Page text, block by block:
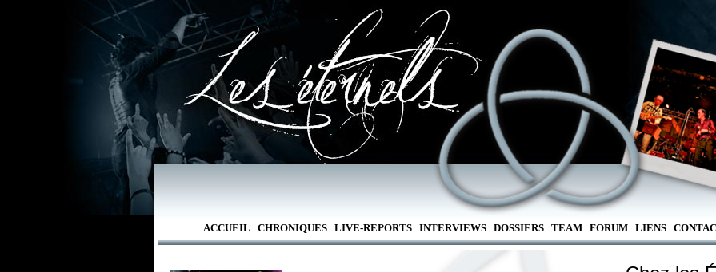
ACCUEIL CHRONIQUES LIVE-REPORTS INTERVIEWS DOSSIERS TEAM FORUM LIENS